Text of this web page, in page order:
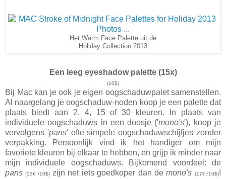
Het Warm Face Palette uit de
Holiday Collection 2013
Een leeg eyeshadow palette (15x)
(10$)
Bij Mac kan je ook je eigen oogschaduwpalet samenstellen.
Al naargelang je oogschaduw-noden koop je een palette dat
plaats biedt aan 2, 4, 15 of 30 kleuren. In plaats van
individuele oogschaduws in een doosje ('mono's'), koop je
vervolgens 'pans' ofte simpele oogschaduwschijfjes zonder
verpakking. Persoonlijk vind ik het handiger om mijn
favoriete kleuren bij elkaar te hebben, en grijp ik minder naar
mijn individuele oogschaduws. Bijkomend voordeel: de
pans (13€ /10$)zijn net iets goedkoper dan demono's (17€ /16$)!